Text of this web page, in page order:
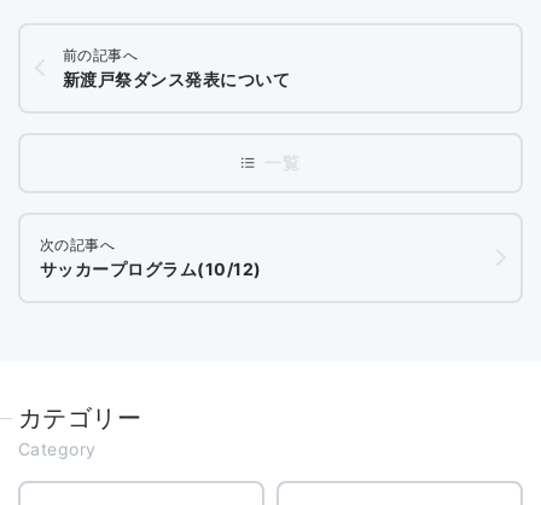
前の記事へ
新渡戸祭ダンス発表について
次の記事へ
サッカープログラム(10/12)
カテゴリー
Category